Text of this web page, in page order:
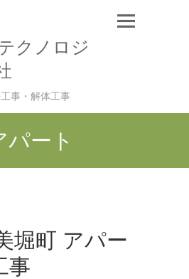
クノロジ
事・解体工事
パート
堀町 アパー
事